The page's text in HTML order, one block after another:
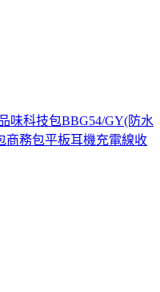
味科技包BBG54/GY(防水
商務包平板耳機充電線收